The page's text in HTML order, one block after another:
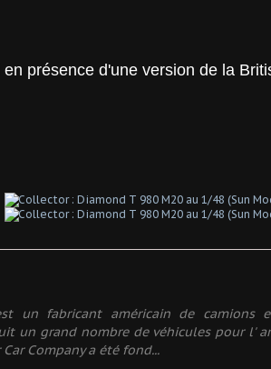
présence d'une version de la
un fabricant américain de camions
un grand nombre de véhicules pour l'
Company a été fond...